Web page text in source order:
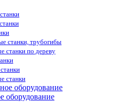
станки, трубогибы
станки по дереву
станки
оборудование